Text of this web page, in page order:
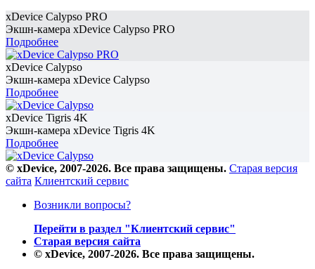
xDevice Calypso PRO
Экшн-камера xDevice Calypso PRO
Подробнее
xDevice Calypso
Экшн-камера xDevice Calypso
Подробнее
xDevice Tigris 4K
Экшн-камера xDevice Tigris 4K
Подробнее
© xDevice, 2007-2026. Все права защищены. Старая версия
сайта Клиентский сервис
Возникли вопросы?
Перейти в раздел "Клиентский сервис"
Старая версия сайта
© xDevice, 2007-2026. Все права защищены.